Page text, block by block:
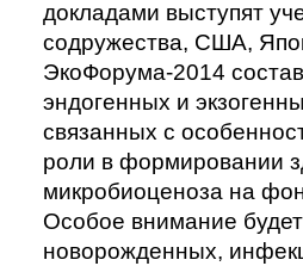
докладами выступят
содружества, США,
ЭкоФорума-2014
эндогенных и
связанных с
роли в формировании
микробиоценоза на
Особое внимание
новорожденных,